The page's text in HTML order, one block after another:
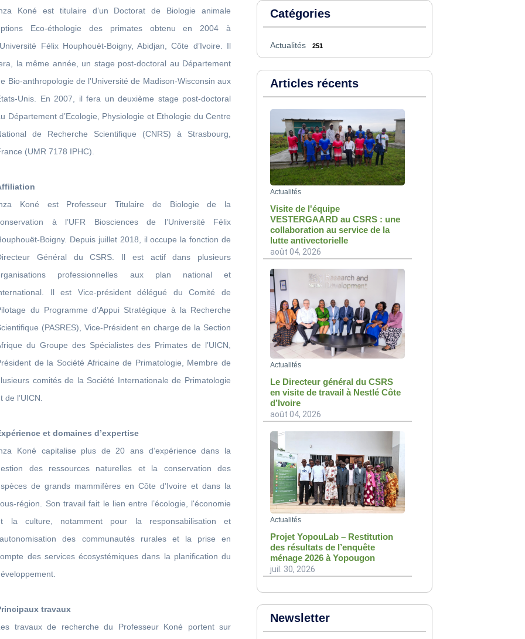
Koné est titulaire d’un Doctorat de Biologie animale
Eco-éthologie des primates obtenu en 2004 à
Félix Houphouët-Boigny, Abidjan, Côte d’Ivoire. Il
la même année, un stage post-doctoral au Département
Bio-anthropologie de l’Université de Madison-Wisconsin aux
Unis. En 2007, il fera un deuxième stage post-doctoral
Département d’Ecologie, Physiologie et Ethologie du Centre
de Recherche Scientifique (CNRS) à Strasbourg,
(UMR 7178 IPHC).
Koné est Professeur Titulaire de Biologie de la
à l’UFR Biosciences de l’Université Félix
Boigny. Depuis juillet 2018, il occupe la fonction de
Général du CSRS. Il est actif dans plusieurs
professionnelles aux plan national et
Il est Vice-président délégué du Comité de
du Programme d’Appui Stratégique à la Recherche
(PASRES), Vice-Président en charge de la Section
du Groupe des Spécialistes des Primates de l’UICN,
de la Société Africaine de Primatologie, Membre de
comités de la Société Internationale de Primatologie
de l’UICN.
et domaines d’expertise
Koné capitalise plus de 20 ans d’expérience dans la
des ressources naturelles et la conservation des
de grands mammifères en Côte d’Ivoire et dans la
région. Son travail fait le lien entre l’écologie, l'économie
la culture, notamment pour la responsabilisation et
des communautés rurales et la prise en
des services écosystémiques dans la planification du
travaux
travaux de recherche du Professeur Koné portent sur
Catégories
Actualités 251
Articles récents
Actualités
Visite de l'équipe
VESTERGAARD au CSRS : une
collaboration au service de la
lutte antivectorielle
août 04, 2026
Actualités
Le Directeur général du CSRS
en visite de travail à Nestlé Côte
d’Ivoire
août 04, 2026
Actualités
Projet YopouLab – Restitution
des résultats de l’enquête
ménage 2026 à Yopougon
juil. 30, 2026
Newsletter